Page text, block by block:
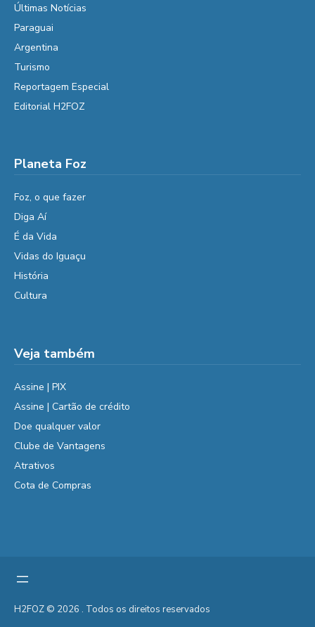
Últimas Notícias
Paraguai
Argentina
Turismo
Reportagem Especial
Editorial H2FOZ
Planeta Foz
Foz, o que fazer
Diga Aí
É da Vida
Vidas do Iguaçu
História
Cultura
Veja também
Assine | PIX
Assine | Cartão de crédito
Doe qualquer valor
Clube de Vantagens
Atrativos
Cota de Compras
H2FOZ © 2026 . Todos os direitos reservados